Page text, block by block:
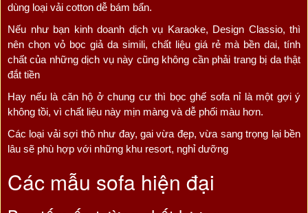
dùng loại vải cotton dễ bám bẩn.
Nếu như bạn kinh doanh dịch vụ Karaoke, Design Classio, thì
nên chọn vỏ bọc giả da simili, chất liệu giá rẻ mà bền dai, tính
chất của những dịch vụ này cũng không cần phải trang bị da thật
đắt tiền
Hay nếu là căn hộ ở chung cư thì bọc ghế sofa nỉ là một gợi ý
không tồi, vì chất liệu này mịn màng và dễ phối màu hơn.
Các loại vải sợi thô như đay, gai vừa đẹp, vừa sang trọng lại bền
lâu sẽ phù hợp với những khu resort, nghỉ dưỡng
Các mẫu sofa hiện đại